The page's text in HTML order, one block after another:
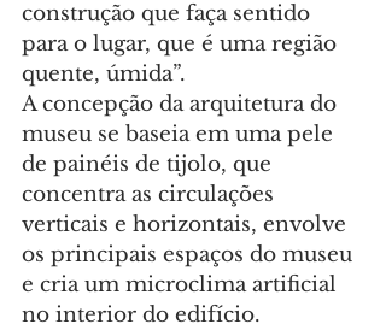
construção que faça sentido
para o lugar, que é uma região
quente, úmida”.
A concepção da arquitetura do
museu se baseia em uma pele
de painéis de tijolo, que
concentra as circulações
verticais e horizontais, envolve
os principais espaços do museu
e cria um microclima artificial
no interior do edifício.